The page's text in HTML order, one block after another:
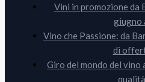
Vini in promozione da
giugno
Vino che Passione: da
di
Giro del mondo del vino